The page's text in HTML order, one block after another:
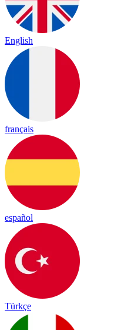
English
français
español
Türkçe